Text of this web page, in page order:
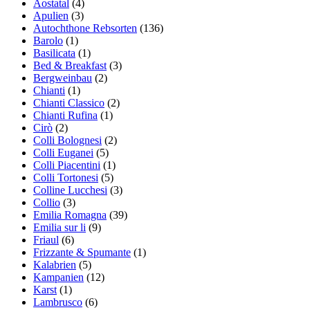
Aostatal (4)
Apulien (3)
Autochthone Rebsorten (136)
Barolo (1)
Basilicata (1)
Bed & Breakfast (3)
Bergweinbau (2)
Chianti (1)
Chianti Classico (2)
Chianti Rufina (1)
Cirò (2)
Colli Bolognesi (2)
Colli Euganei (5)
Colli Piacentini (1)
Colli Tortonesi (5)
Colline Lucchesi (3)
Collio (3)
Emilia Romagna (39)
Emilia sur li (9)
Friaul (6)
Frizzante & Spumante (1)
Kalabrien (5)
Kampanien (12)
Karst (1)
Lambrusco (6)